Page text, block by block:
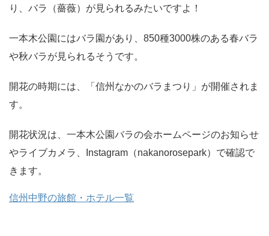
り、バラ（薔薇）が見られるみたいですよ！
一本木公園にはバラ園があり、850種3000株のある春バラ
や秋バラが見られるそうです。
開花の時期には、「信州なかのバラまつり」が開催されま
す。
開花状況は、一本木公園バラの会ホームページのお知らせ
やライブカメラ、Instagram（nakanorosepark）で確認で
きます。
信州中野の旅館・ホテル一覧